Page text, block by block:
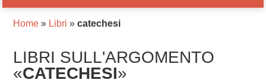
Home» Libri » catechesi
LIBRI SULL'ARGOMENTO
«CATECHESI»